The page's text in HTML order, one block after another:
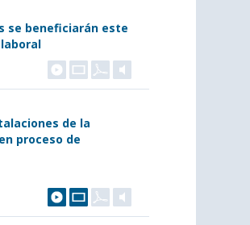
se beneficiarán este
de la
proceso de